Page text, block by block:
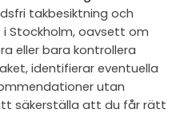
takbesiktning och
Stockholm, oavsett om
eller bara kontrollera
identifierar eventuella
utan
säkerställa att du får rätt